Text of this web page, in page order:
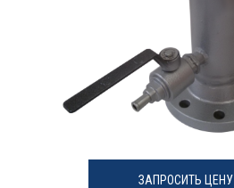
ЗАПРОСИТЬ ЦЕНУ